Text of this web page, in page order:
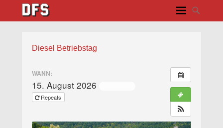
Diesel Betriebstag
WANN:
15. August 2026
Repeats